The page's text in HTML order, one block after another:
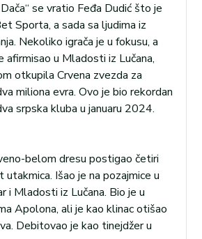
se vratio Feđa Dudić što je
Sporta, a sada sa ljudima iz
Nekoliko igrača je u fokusu, a
u Mladosti iz Lučana,
otkupila Crvena zvezda za
miliona evra. Ovo je bio rekordan
srpska kluba u januaru 2024.
belom dresu postigao četiri
Išao je na pozajmice u
i Mladosti iz Lučana. Bio je u
Apolona, ali je kao klinac otišao
Debitovao je kao tinejdžer u